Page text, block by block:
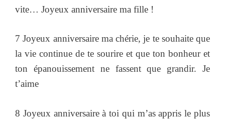
vite… Joyeux anniversaire ma fille !
7 Joyeux anniversaire ma chérie, je te souhaite que
la vie continue de te sourire et que ton bonheur et
ton épanouissement ne fassent que grandir. Je
t’aime
8 Joyeux anniversaire à toi qui m’as appris le plus